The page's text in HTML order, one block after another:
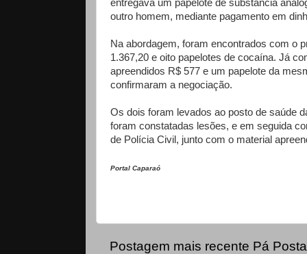
entregava um papelote de substância
outro homem, mediante pagamento em
Na abordagem, foram encontrados com o
1.367,20 e oito papelotes de cocaína. Já
apreendidos R$ 577 e um papelote da
confirmaram a negociação.
Os dois foram levados ao posto de saúde
foram constatadas lesões, e em seguida
de Polícia Civil, junto com o material
Portal Caparaó
Postagem mais recente Pá